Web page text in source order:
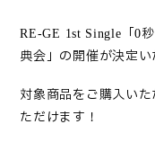
RE-GE 1st Single 「0
典会」の開催が決定い
対象商品をご購入い
ただけます！